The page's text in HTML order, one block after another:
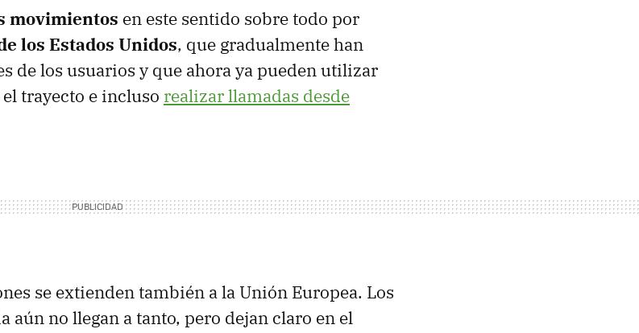
movimientos en este sentido sobre todo por
los Estados Unidos, que gradualmente han
de los usuarios y que ahora ya pueden utilizar
trayecto e incluso realizar llamadas desde
se extienden también a la Unión Europea. Los
aún no llegan a tanto, pero dejan claro en el